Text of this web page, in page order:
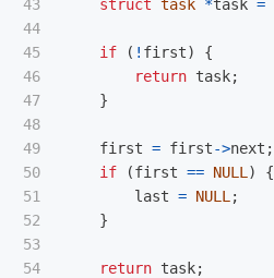
43
44
45
46
47
48
49
50
51
52
53
54
struct task *task =
if ( ! first)
{
return task;
}
first = first->next ;
if
(first == NULL )
{
last = NULL ;
}
return task;